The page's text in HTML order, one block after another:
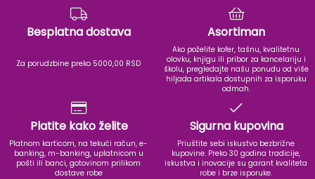
Besplatna dostava
Za porudzbine preko 5000,00 RSD
Asortiman
Ako poželite kofer, tašnu, kvalitetnu
olovku, knjigu ili pribor za kancelariju i
školu, pregledajte našu ponudu od više
hiljada artikala dostupnih za isporuku
odmah.
Platite kako želite
Platnom karticom, na tekući račun, e-
banking, m-banking, uplatnicom u
pošti ili banci, gotovinom prilikom
dostave robe
Sigurna kupovina
Priuštite sebi iskustvo bezbrižne
kupovine. Preko 30 godina tradicije,
iskustva i inovacije su garant kvaliteta
robe i brze isporuke.